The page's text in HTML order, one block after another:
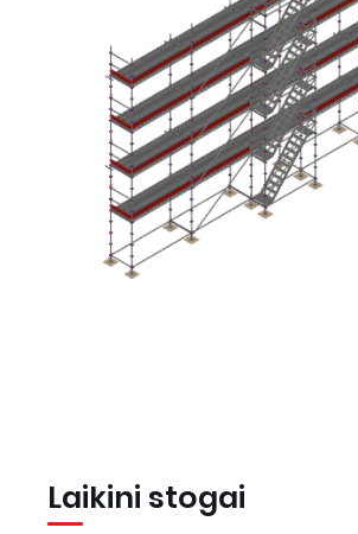
Laikini stogai